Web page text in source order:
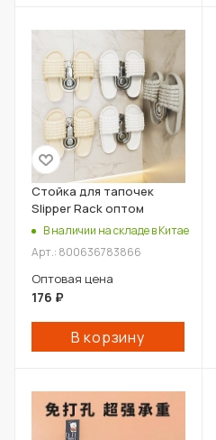
Стойка для тапочек
Slipper Rack оптом
В наличии на складе в Китае
Арт.: 800636783866
Оптовая цена
176 ₽
В корзину